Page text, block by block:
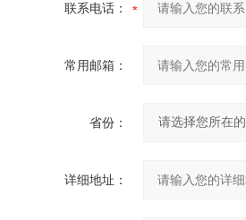
联系电话：
常用邮箱：
省份：
详细地址：